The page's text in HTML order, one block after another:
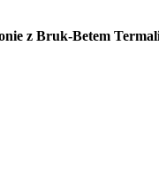
z Bruk-Betem